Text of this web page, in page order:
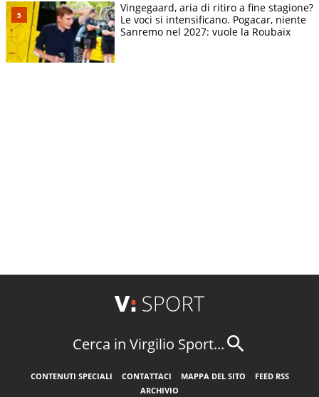
Vingegaard, aria di ritiro a fine stagione?
Le voci si intensificano. Pogacar, niente
Sanremo nel 2027: vuole la Roubaix
Cerca in Virgilio Sport...
CONTENUTI SPECIALI CONTATTACI MAPPA DEL SITO
FEED RSS
ARCHIVIO